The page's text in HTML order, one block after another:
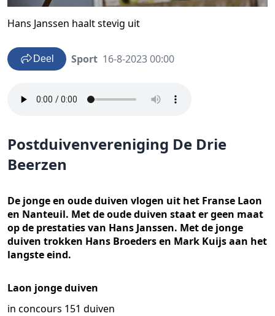
Hans Janssen haalt stevig uit
Deel Sport 16-8-2023 00:00
Postduivenvereniging De Drie
Beerzen
De jonge en oude duiven vlogen uit het Franse Laon
en Nanteuil. Met de oude duiven staat er geen maat
op de prestaties van Hans Janssen. Met de jonge
duiven trokken Hans Broeders en Mark Kuijs aan het
langste eind.
Laon jonge duiven
in concours 151 duiven